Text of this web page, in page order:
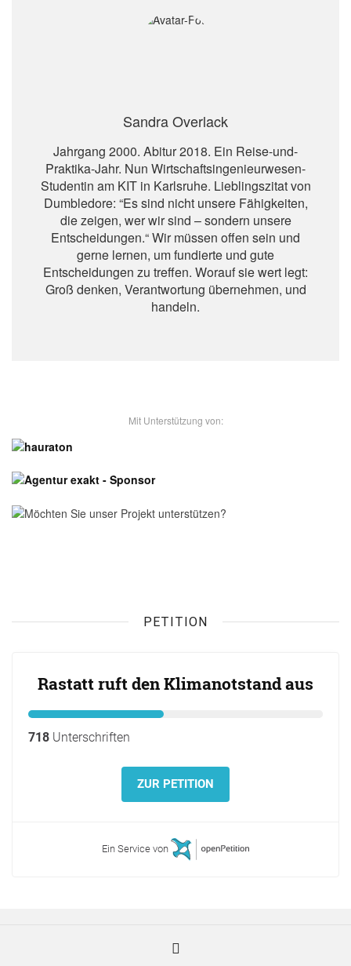
Sandra Overlack
Jahrgang 2000. Abitur 2018. Ein Reise-und-
Praktika-Jahr. Nun Wirtschaftsingenieurwesen-
Studentin am KIT in Karlsruhe. Lieblingszitat von
Dumbledore: “Es sind nicht unsere Fähigkeiten,
die zeigen, wer wir sind – sondern unsere
Entscheidungen.“ Wir müssen offen sein und
gerne lernen, um fundierte und gute
Entscheidungen zu treffen. Worauf sie wert legt:
Groß denken, Verantwortung übernehmen, und
handeln.
- Unsere Sponsoren -
PETITION
Rastatt ruft den Klimanotstand aus
718 Unterschriften
ZUR PETITION
Ein Service von